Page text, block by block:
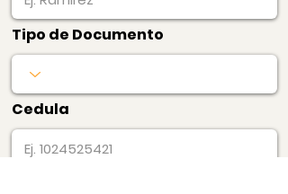
Tipo de Documento
Cedula